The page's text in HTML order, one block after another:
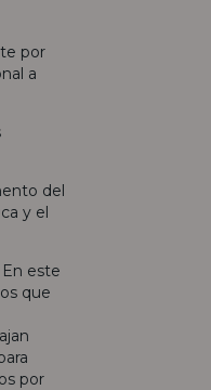
por
a
del
y el
este
que
por